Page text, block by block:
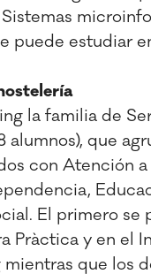
puede estudiar
la familia de
alumnos), que
con Atención a
El primero se
Pràctica y en el
que los